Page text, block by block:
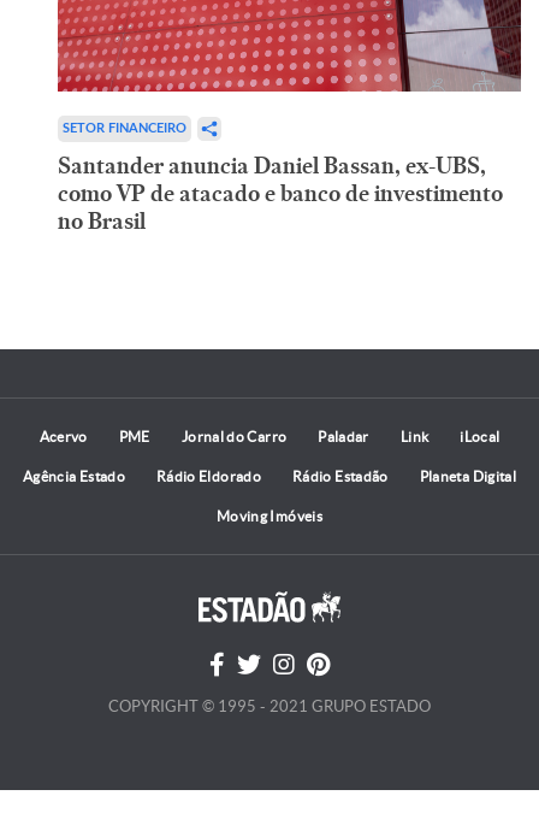
SETOR FINANCEIRO
Santander anuncia Daniel Bassan, ex-UBS,
como VP de atacado e banco de investimento
no Brasil
Acervo PME Jornal do Carro Paladar Link iLocal
Agência Estado Rádio Eldorado Rádio Estadão Planeta Digital
Moving Imóveis
COPYRIGHT © 1995 - 2021 GRUPO ESTADO